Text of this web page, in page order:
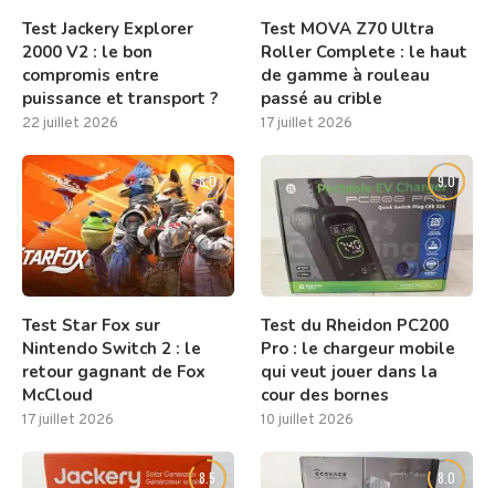
Test Jackery Explorer
2000 V2 : le bon
compromis entre
puissance et transport ?
22 juillet 2026
Test MOVA Z70 Ultra
Roller Complete : le haut
de gamme à rouleau
passé au crible
17 juillet 2026
8.0
Test Star Fox sur
Nintendo Switch 2 : le
retour gagnant de Fox
McCloud
17 juillet 2026
9.0
Test du Rheidon PC200
Pro : le chargeur mobile
qui veut jouer dans la
cour des bornes
10 juillet 2026
8.5 8.0